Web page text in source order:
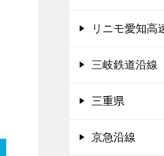
リニモ愛知高
三岐鉄道沿線
三重県
京急沿線